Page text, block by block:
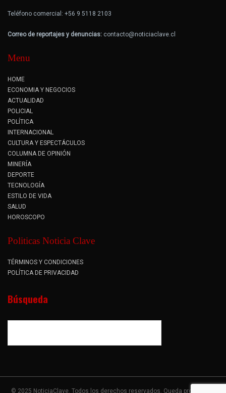
Teléfono comercial: +56 9 5118 2103
Correo de reportajes y denuncias: contacto@noticiaclave.cl
Menu
HOME
ECONOMIA Y NEGOCIOS
ACTUALIDAD
POLICIAL
POLÍTICA
INTERNACIONAL
CULTURA Y ESPECTÁCULOS
COLUMNA DE OPINIÓN
MINERÍA
DEPORTE
TECNOLOGÍA
ESTILO DE VIDA
SALUD
HOROSCOPO
Politicas Noticia Clave
TÉRMINOS Y CONDICIONES
POLÍTICA DE PRIVACIDAD
Búsqueda
© 2025 NoticiaClave. Todos los derechos reservados. Queda prohibida la